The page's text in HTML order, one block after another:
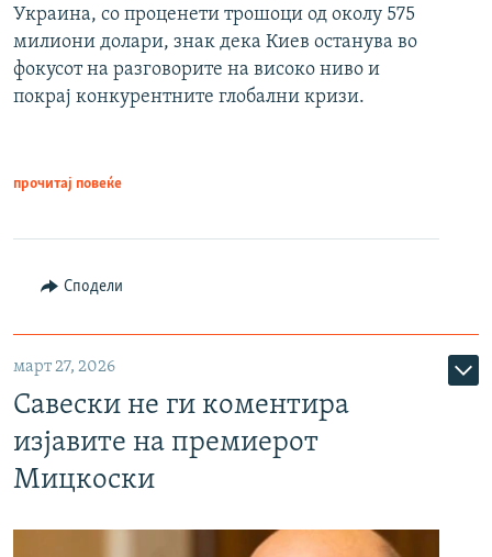
Украина, со проценети трошоци од околу 575
милиони долари, знак дека Киев останува во
фокусот на разговорите на високо ниво и
покрај конкурентните глобални кризи.
прочитај повеќе
Сподели
март 27, 2026
Савески не ги коментира
изјавите на премиерот
Мицкоски